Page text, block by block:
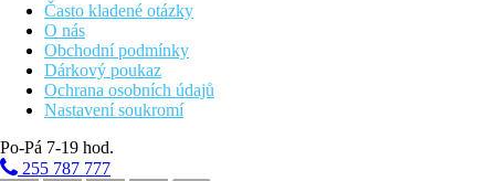
Často kladené otázky
O nás
Obchodní podmínky
Dárkový poukaz
Ochrana osobních údajů
Nastavení soukromí
Po-Pá 7-19 hod.
255 787 777